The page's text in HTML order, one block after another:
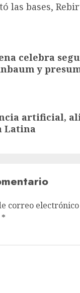
las bases,
celebra
y
artificial,
Latina
correo
*